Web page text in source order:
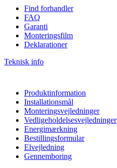
Find forhandler
FAQ
Garanti
Monteringsfilm
Deklarationer
Teknisk info
Produktinformation
Installationsmål
Monteringsvejledninger
Vedligeholdelsesvejledninger
Energimærkning
Bestillingsformular
Elvejledning
Gennemboring